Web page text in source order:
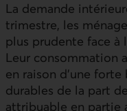
La demande
trimestre, les
plus prudente face à
Leur consommation
en raison d’une
durables de la part
attribuable en partie